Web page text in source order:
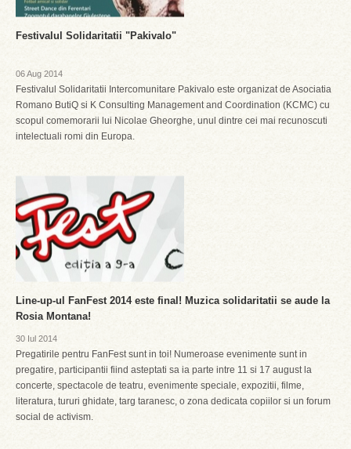
Festivalul Solidaritatii "Pakivalo"
06 Aug 2014
Festivalul Solidaritatii Intercomunitare Pakivalo este organizat de Asociatia
Romano ButiQ si K Consulting Management and Coordination (KCMC) cu
scopul comemorarii lui Nicolae Gheorghe, unul dintre cei mai recunoscuti
intelectuali romi din Europa.
Line-up-ul FanFest 2014 este final! Muzica solidaritatii se aude la
Rosia Montana!
30 Iul 2014
Pregatirile pentru FanFest sunt in toi! Numeroase evenimente sunt in
pregatire, participantii fiind asteptati sa ia parte intre 11 si 17 august la
concerte, spectacole de teatru, evenimente speciale, expozitii, filme,
literatura, tururi ghidate, targ taranesc, o zona dedicata copiilor si un forum
social de activism.